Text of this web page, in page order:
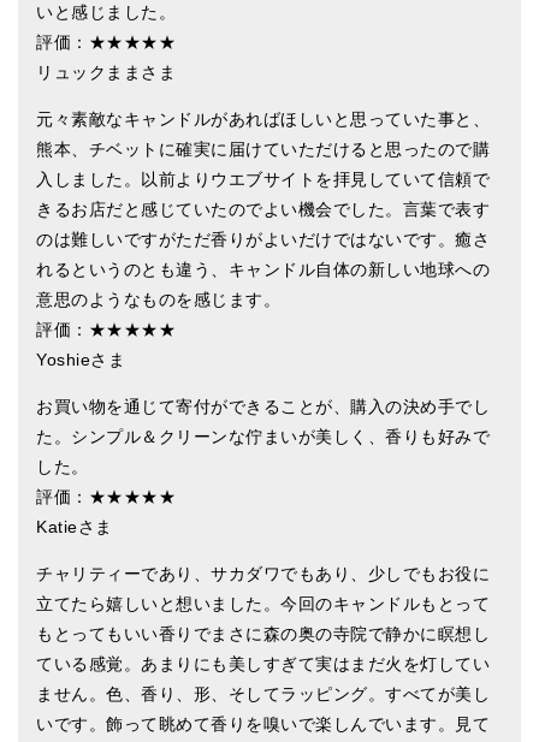
いと感じました。
評価：★★★★★
リュックままさま
元々素敵なキャンドルがあればほしいと思っていた事と、
熊本、チベットに確実に届けていただけると思ったので購
入しました。以前よりウエブサイトを拝見していて信頼で
きるお店だと感じていたのでよい機会でした。言葉で表す
のは難しいですがただ香りがよいだけではないです。癒さ
れるというのとも違う、キャンドル自体の新しい地球への
意思のようなものを感じます。
評価：★★★★★
Yoshieさま
お買い物を通じて寄付ができることが、購入の決め手でし
た。シンプル＆クリーンな佇まいが美しく、香りも好みで
した。
評価：★★★★★
Katieさま
チャリティーであり、サカダワでもあり、少しでもお役に
立てたら嬉しいと想いました。今回のキャンドルもとって
もとってもいい香りでまさに森の奥の寺院で静かに瞑想し
ている感覚。あまりにも美しすぎて実はまだ火を灯してい
ません。色、香り、形、そしてラッピング。すべてが美し
いです。飾って眺めて香りを嗅いで楽しんでいます。見て